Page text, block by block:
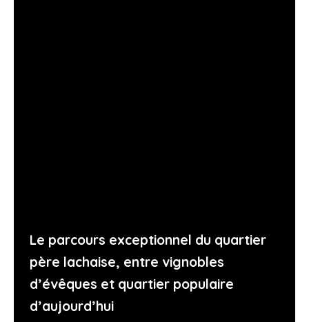
Le parcours exceptionnel du quartier
père lachaise, entre vignobles
d’évêques et quartier populaire
d’aujourd’hui